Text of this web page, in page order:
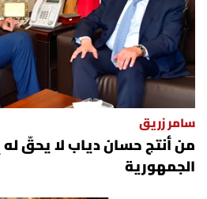
سامر زريق
من أنتج حسان دياب لا يحقّ له
الجمهورية